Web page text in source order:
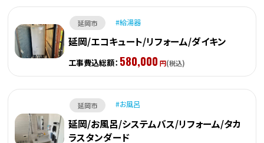
延岡市 給湯器
延岡/エコキュート/リフォーム/ダイキン
工事費込総額： 580,000 円(税込)
延岡市 お風呂
延岡/お風呂/システムバス/リフォーム/タカ
ラスタンダード